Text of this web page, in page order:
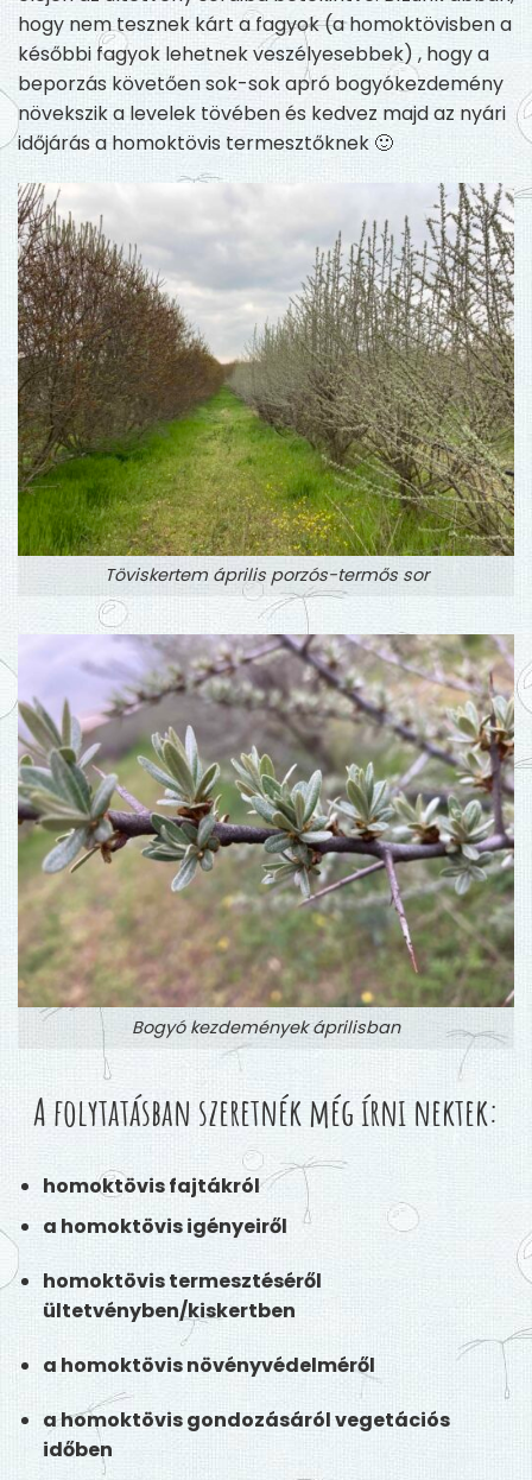
hogy nem tesznek kárt a fagyok (a homoktövisben a
későbbi fagyok lehetnek veszélyesebbek) , hogy a
beporzás követően sok-sok apró bogyókezdemény
növekszik a levelek tövében és kedvez majd az nyári
időjárás a homoktövis termesztőknek 🙂
Töviskertem április porzós-termős sor
Bogyó kezdemények áprilisban
A folytatásban szeretnék még írni nektek:
homoktövis fajtákról
a homoktövis igényeiről
homoktövis termesztéséről
ültetvényben/kiskertben
a homoktövis növényvédelméről
a homoktövis gondozásáról vegetációs
időben